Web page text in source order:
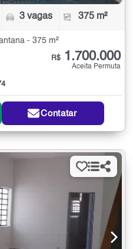
3 vagas 375 m²
- 375 m²
R$ 1.700.000
Aceita Permuta
Contatar